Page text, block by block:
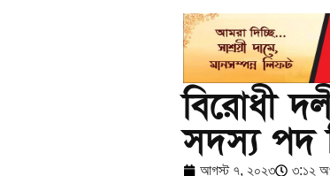
বিরোধী
সদস্য পদ
আগস্ট ৭, ২০২৩ ৩:১২